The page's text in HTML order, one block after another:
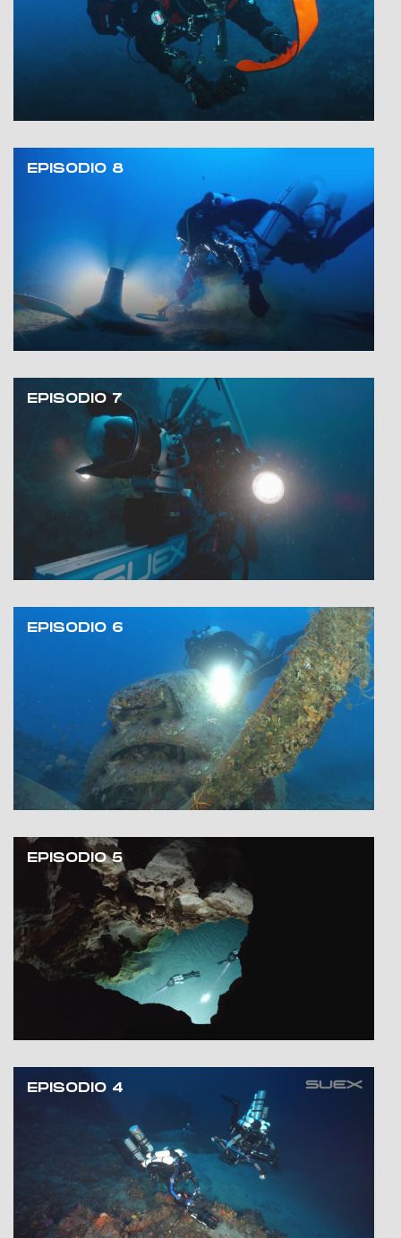
EPISODIO 8
EPISODIO 7
EPISODIO 6
EPISODIO 5
EPISODIO 4